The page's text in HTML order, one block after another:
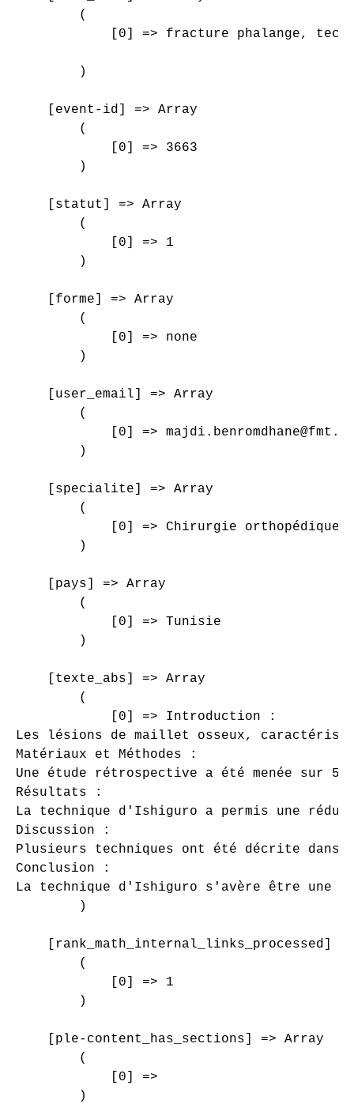
        (
[0] => fracture phalange,
        )
    [event-id] => Array
        (
            [0] => 3663
        )
    [statut] => Array
        (
            [0] => 1
        )
    [forme] => Array
        (
            [0] => none
        )
    [user_email] => Array
        (
[0] =>
        )
    [specialite] => Array
        (
[0] => Chirurgie orthopédique
        )
    [pays] => Array
        (
            [0] => Tunisie
        )
    [texte_abs] => Array
        (
            [0] => Introduction :
Les lésions de maillet osseux,
Matériaux et Méthodes :
Une étude rétrospective a été menée sur
Résultats :
La technique d'Ishiguro a permis une
Discussion :
Plusieurs techniques ont été décrite
Conclusion :
La technique d'Ishiguro s'avère être une
        )
[rank_math_internal_links_processed]
        (
            [0] => 1
        )
    [ple-content_has_sections] => Array
        (
            [0] =>
        )